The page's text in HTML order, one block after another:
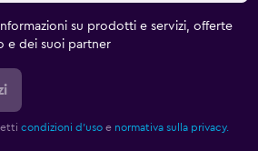
su prodotti e servizi, offerte
e dei suoi partner
condizioni d'uso e normativa sulla privacy.